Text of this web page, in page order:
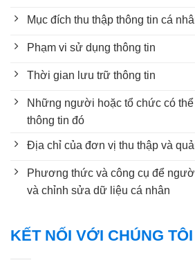
Mục đích thu thập thông tin cá
Phạm vi sử dụng thông tin
Thời gian lưu trữ thông tin
Những người hoặc tổ chức có
thông tin đó
Địa chỉ của đơn vị thu thập và
Phương thức và công cụ để
và chỉnh sửa dữ liệu cá nhân
KẾT NỐI VỚI CHÚNG TÔI